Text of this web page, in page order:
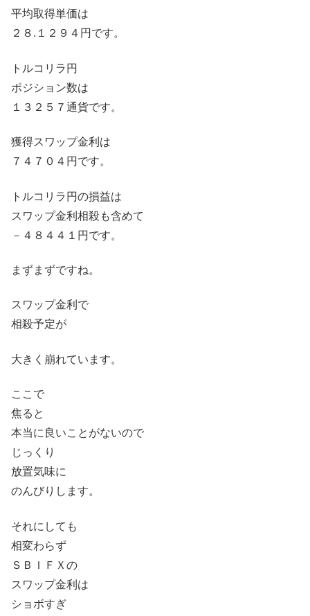
平均取得単価は
２８.１２９４円です。
トルコリラ円
ポジション数は
１３２５７通貨です。
獲得スワップ金利は
７４７０４円です。
トルコリラ円の損益は
スワップ金利相殺も含めて
－４８４４１円です。
まずまずですね。
スワップ金利で
相殺予定が
大きく崩れています。
ここで
焦ると
本当に良いことがないので
じっくり
放置気味に
のんびりします。
それにしても
相変わらず
ＳＢＩＦＸの
スワップ金利は
ショボすぎ